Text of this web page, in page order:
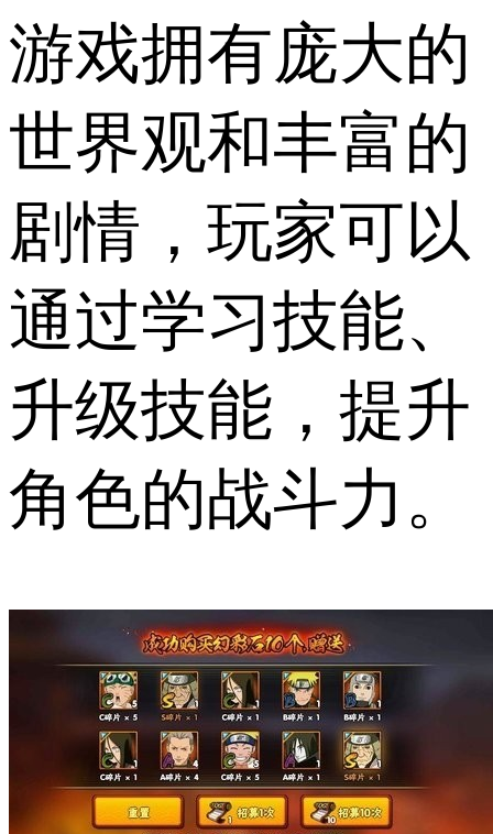
游戏拥有庞大的
世界观和丰富的
剧情，玩家可以
通过学习技能、
升级技能，提升
角色的战斗力。